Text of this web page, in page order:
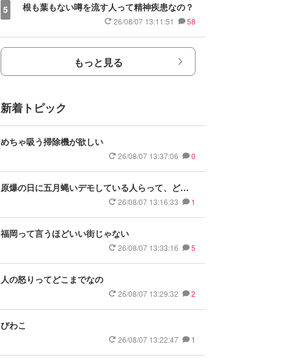
5 根も葉もない噂を流す人って精神疾患なの？
26/08/07 13:11:51 58
もっと見る
新着トピック
めちゃ吸う掃除機が欲しい
26/08/07 13:37:06 0
原爆の日に五月蝿いデモしている人らって、どこ
26/08/07 13:16:33 1
福岡って言うほどいい街じゃない
26/08/07 13:33:16 5
人の怒りってどこまでなの
26/08/07 13:29:32 2
びわこ
26/08/07 13:22:47 1